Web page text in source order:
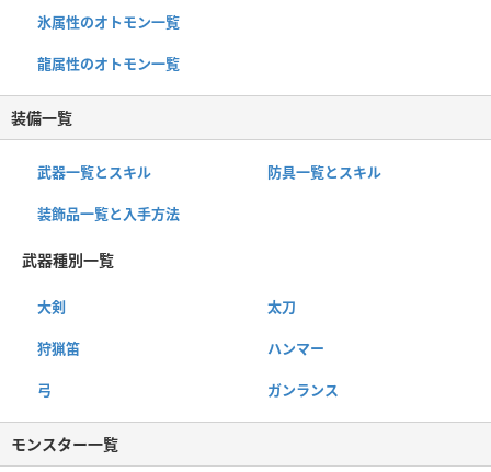
氷属性のオトモン一覧
龍属性のオトモン一覧
装備一覧
武器一覧とスキル 防具一覧とスキル
装飾品一覧と入手方法
武器種別一覧
大剣 太刀
狩猟笛 ハンマー
弓 ガンランス
モンスター一覧